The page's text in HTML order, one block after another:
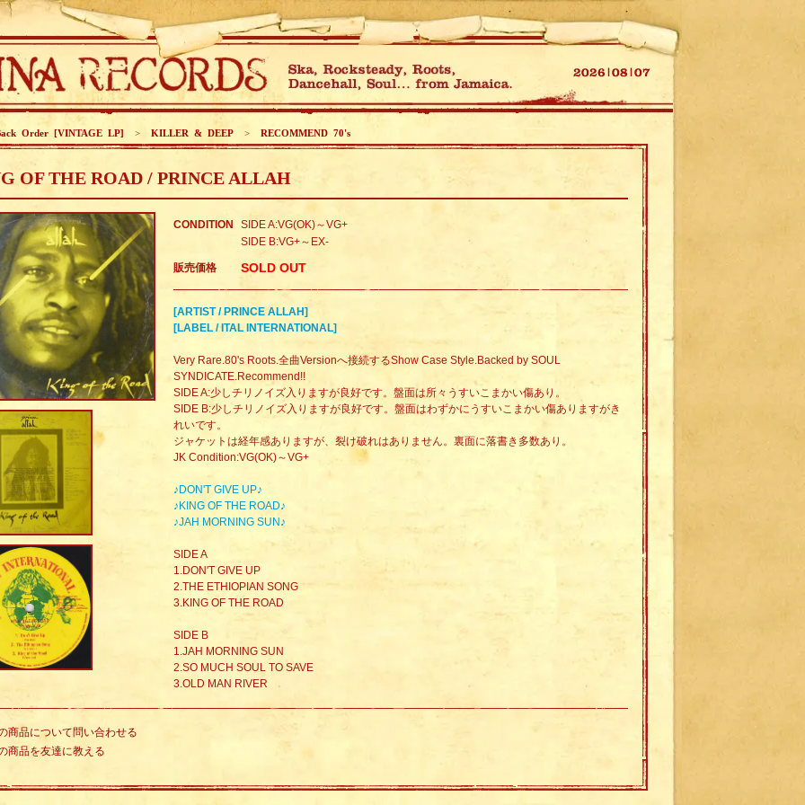
Order [VINTAGE LP] > KILLER & DEEP > RECOMMEND 70's
OF THE ROAD / PRINCE ALLAH
CONDITION
SIDE A:VG(OK)～VG+
SIDE B:VG+～EX-
販売価格 SOLD OUT
[ARTIST / PRINCE ALLAH]
[LABEL / ITAL INTERNATIONAL]
Very Rare.80's Roots.全曲Versionへ接続するShow Case Style.Backed by SOUL
SYNDICATE.Recommend!!
SIDE A:少しチリノイズ入りますが良好です。盤面は所々うすいこまかい傷あり。
SIDE B:少しチリノイズ入りますが良好です。盤面はわずかにうすいこまかい傷ありますがき
れいです。
ジャケットは経年感ありますが、裂け破れはありません。裏面に落書き多数あり。
JK Condition:VG(OK)～VG+
♪DON'T GIVE UP♪
♪KING OF THE ROAD♪
♪JAH MORNING SUN♪
SIDE A
1.DON'T GIVE UP
2.THE ETHIOPIAN SONG
3.KING OF THE ROAD
SIDE B
1.JAH MORNING SUN
2.SO MUCH SOUL TO SAVE
3.OLD MAN RIVER
商品について問い合わせる
商品を友達に教える